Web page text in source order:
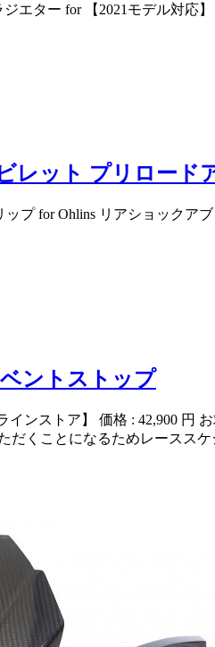
エター for 【2021モデル対応
レット プリロー
プ for Ohlins リアショックア
ベントストップ
インストア】 価格 : 42,900 円
だくことになるためレースス